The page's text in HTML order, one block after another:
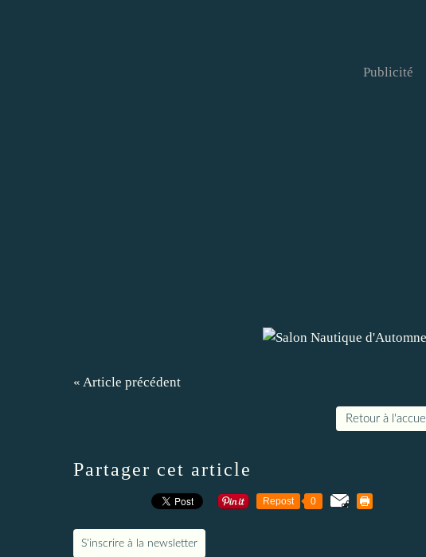
Publicité
« Article précédent
Retour à
Partager cet article
Repost 0
S'inscrire à la newsletter